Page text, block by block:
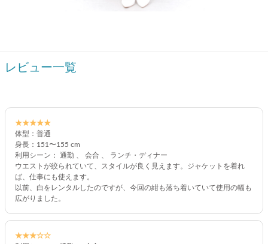
レビュー一覧
★★★★★
体型：普通
身長：151〜155 cm
利用シーン： 通勤 、 会合 、 ランチ・ディナー
ウエストが絞られていて、スタイルが良く見えます。ジャケットを着れ
ば、仕事にも使えます。
以前、白をレンタルしたのですが、今回の紺も落ち着いていて使用の幅も
広がりました。
★★★☆☆